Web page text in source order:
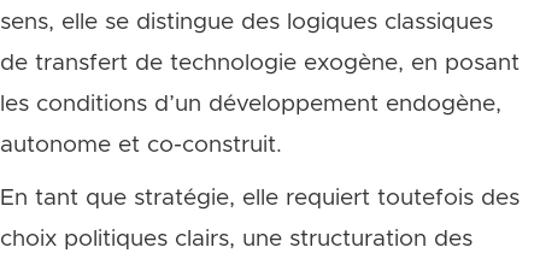
sens, elle se distingue des logiques classiques
de transfert de technologie exogène, en posant
les conditions d’un développement endogène,
autonome et co-construit.
En tant que stratégie, elle requiert toutefois des
choix politiques clairs, une structuration des